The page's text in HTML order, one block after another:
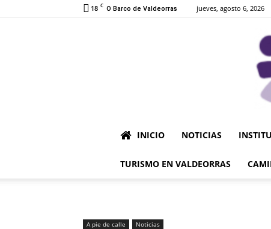
18 C O Barco de Valdeorras jueves, agosto 6, 2026
INICIO NOTICIAS
TURISMO EN VALDEORRAS
A pie de calle Noticias